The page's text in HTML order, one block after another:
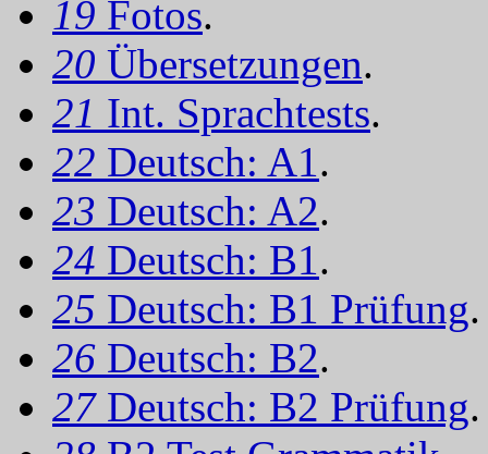
19 Fotos.
20 Übersetzungen.
21 Int. Sprachtests.
22 Deutsch: A1.
23 Deutsch: A2.
24 Deutsch: B1.
25 Deutsch: B1 Prüfung.
26 Deutsch: B2.
27 Deutsch: B2 Prüfung.